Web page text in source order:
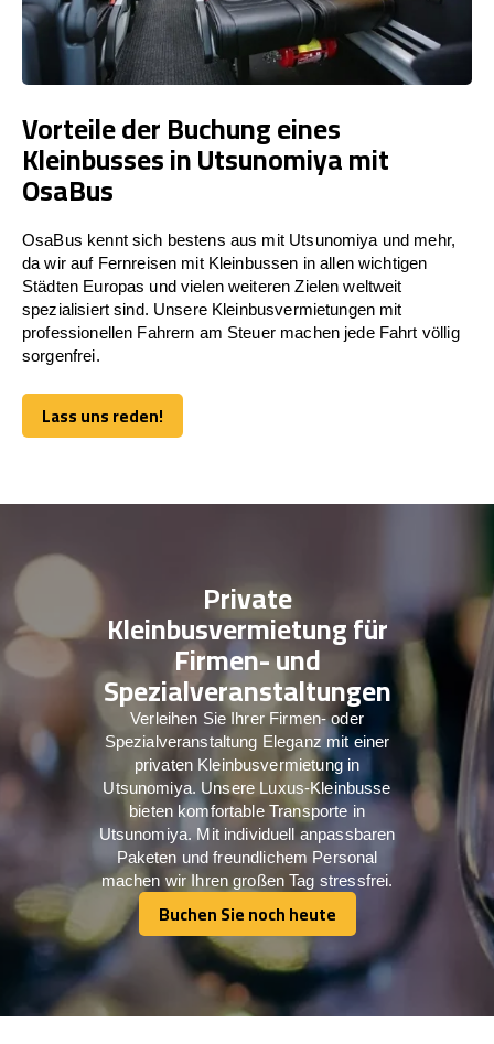
Vorteile der Buchung eines
Kleinbusses in Utsunomiya mit
OsaBus
OsaBus kennt sich bestens aus mit Utsunomiya und mehr,
da wir auf Fernreisen mit Kleinbussen in allen wichtigen
Städten Europas und vielen weiteren Zielen weltweit
spezialisiert sind. Unsere Kleinbusvermietungen mit
professionellen Fahrern am Steuer machen jede Fahrt völlig
sorgenfrei.
Lass uns reden!
Lass uns reden!
Private
Kleinbusvermietung für
Firmen- und
Spezialveranstaltungen
Verleihen Sie Ihrer Firmen- oder
Spezialveranstaltung Eleganz mit einer
privaten Kleinbusvermietung in
Utsunomiya. Unsere Luxus-Kleinbusse
bieten komfortable Transporte in
Utsunomiya. Mit individuell anpassbaren
Paketen und freundlichem Personal
machen wir Ihren großen Tag stressfrei.
Buchen Sie noch heute
Buchen Sie noch heute